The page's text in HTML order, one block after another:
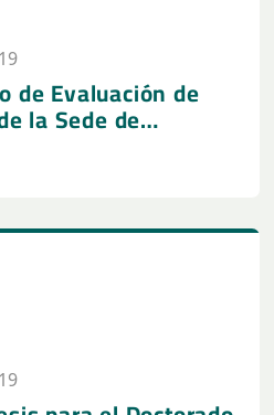
de Evaluación de
la Sede de